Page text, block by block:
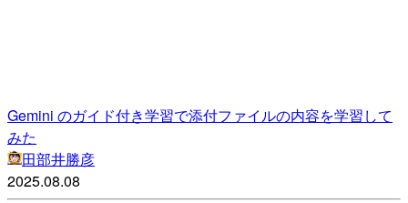
Gemini のガイド付き学習で添付ファイルの内容を学習して
みた
田部井勝彦
2025.08.08